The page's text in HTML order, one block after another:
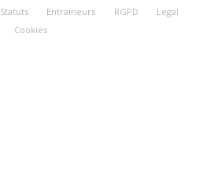
Statuts Entraîneurs RGPD
Legal
Cookies